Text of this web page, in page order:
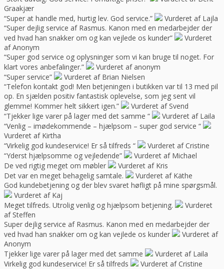
Graakjær
“Super at handle med, hurtig lev. God service.”
Vurderet af Lajla
“Super dejlig service af Rasmus. Kanon med en medarbejder der
ved hvad han snakker om og kan vejlede os kunder”
Vurderet
af Anonym
“Super god service og oplysninger som vi kan bruge til noget. For
klart vores anbefalinger.”
Vurderet af anonym
“Super service”
Vurderet af Brian Nielsen
“Telefon kontakt god! Men betjeningen i butikken var til 13 med pil
op. En sjælden positiv fantastisk oplevelse, som jeg sent vil
glemme! Kommer helt sikkert igen.”
Vurderet af Svend
“Tjekker lige varer på lager med det samme “
Vurderet af Laila
“Venlig – imødekommende – hjælpsom – super god service “
Vurderet af Kirtha
“Virkelig god kundeservice! Er så tilfreds “
Vurderet af Cristine
“Yderst hjælpsomme og vejledende”
Vurderet af Michael
De ved rigtig meget om møbler
Vurderet af Kris
Det var en meget behagelig samtale.
Vurderet af Käthe
God kundebetjening og der blev svaret høfligt på mine spørgsmål.
Vurderet af Kaj
Meget tilfreds. Utrolig venlig og hjælpsom betjening.
Vurderet
af Steffen
Super dejlig service af Rasmus. Kanon med en medarbejder der
ved hvad han snakker om og kan vejlede os kunder
Vurderet af
Anonym
Tjekker lige varer på lager med det samme
Vurderet af Laila
Virkelig god kundeservice! Er så tilfreds
Vurderet af Cristine